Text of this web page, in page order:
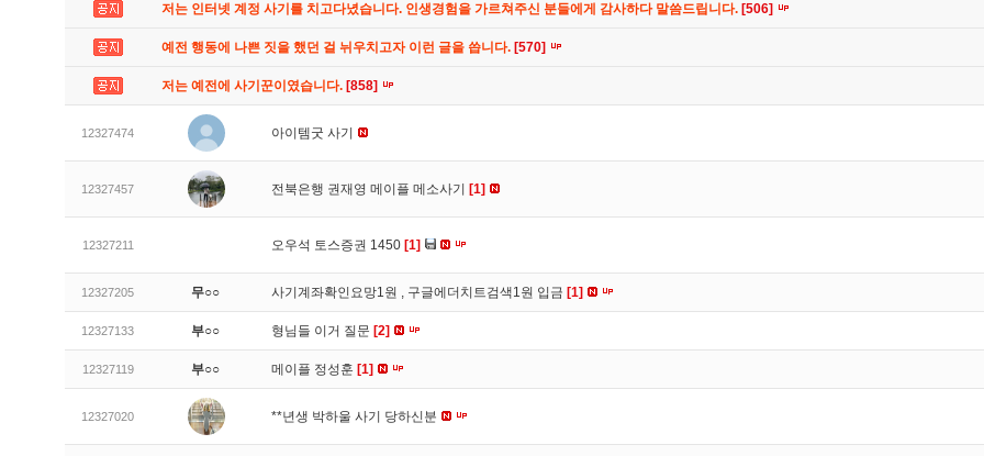
저는 인터넷 계정 사기를 치고다녔습니다. 인생경험을 가르쳐주신 분들에게 감사하다 말씀드립니다. [506]
예전 행동에 나쁜 짓을 했던 걸 뉘우치고자 이런 글을 씁니다. [570]
저는 예전에 사기꾼이였습니다. [858]
12327474 아이템굿 사기
12327457 전북은행 권재영 메이플 메소사기 [1]
12327211 오우석 토스증권 1450 [1]
12327205 무○○ 사기계좌확인요망1원 , 구글에더치트검색1원 입금 [1]
12327133 부○○ 형님들 이거 질문 [2]
12327119 부○○ 메이플 정성훈 [1]
12327020 **년생 박하울 사기 당하신분